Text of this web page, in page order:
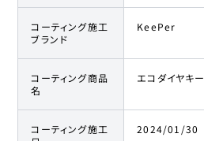
コーティング施工
ブランド
KeePer
コーティング商品
名
エコダイヤキ
コーティング施工
2024/01/30